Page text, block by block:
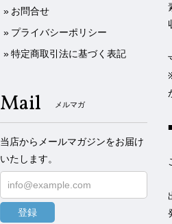
お問合せ
プライバシーポリシー
特定商取引法に基づく表記
Mail メルマガ
当店からメールマガジンをお届け
いたします。
登録